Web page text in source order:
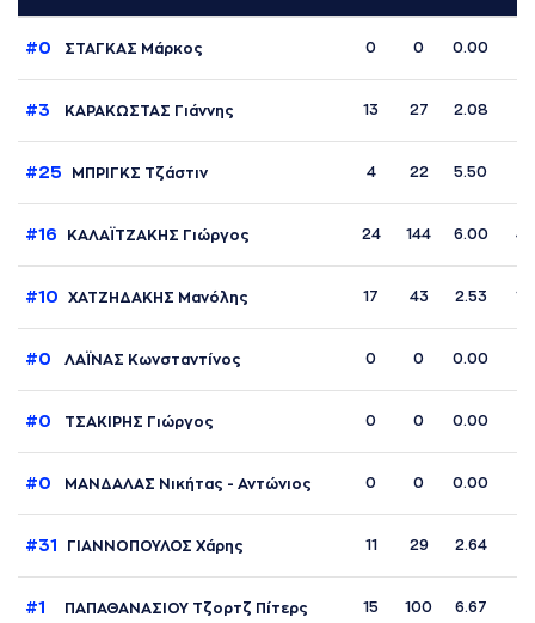
#0 ΣΤΑΓΚΑΣ Μάρκος 0 0 0.00
#3 ΚΑΡΑΚΩΣΤΑΣ Γιάννης 13 27 2.08
#25 ΜΠΡΙΓΚΣ Τζάστιν 4 22 5.50
#16 ΚΑΛΑΪΤΖΑΚΗΣ Γιώργος 24 144 6.00
#10 ΧΑΤΖΗΔΑΚΗΣ Μανόλης 17 43 2.53
#0 ΛΑΪΝΑΣ Κωνσταντίνος 0 0 0.00
#0 ΤΣΑΚΙΡΗΣ Γιώργος 0 0 0.00
#0 ΜΑΝΔΑΛΑΣ Νικήτας - Αντώνιος 0 0 0.00
#31 ΓΙΑΝΝΟΠΟΥΛΟΣ Χάρης 11 29 2.64
#1 ΠΑΠΑΘΑΝΑΣΙΟΥ Τζορτζ Πίτερς 15 100 6.67